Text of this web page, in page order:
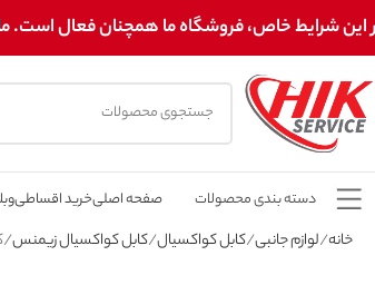
این شرایط خاص، فروشگاه ما همچنان فعال است. ما
دسته بندی محصولات صفحه اصلیخرید اقساطی
خانه لوازم جانبی کابل کواکسیال کابل کواکسیال زیمنس